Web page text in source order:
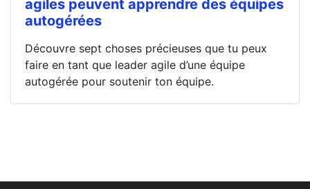
agiles peuvent apprendre des équipes
autogérées
Découvre sept choses précieuses que tu peux
faire en tant que leader agile d’une équipe
autogérée pour soutenir ton équipe.